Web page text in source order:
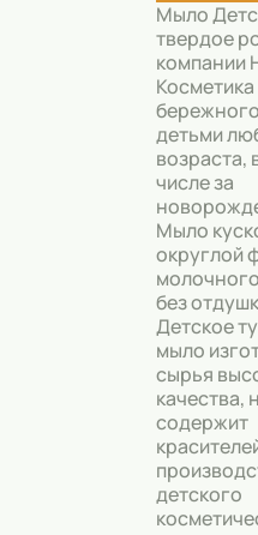
Мыло
твердое
компании
детьми
возраста,
числе за
Мыло
округлой
без
Детское
мыло
сырья
качества,
содержит
детского